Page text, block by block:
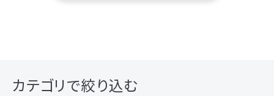
カテゴリで絞り込む